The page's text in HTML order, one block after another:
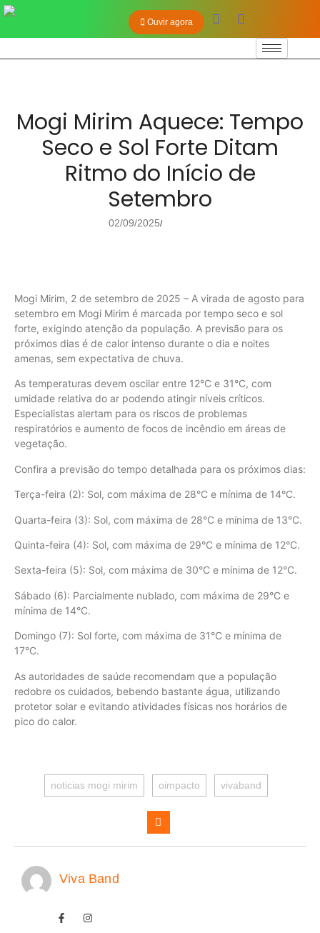
Ouvir agora
Mogi Mirim Aquece: Tempo
Seco e Sol Forte Ditam
Ritmo do Início de
Setembro
02/09/2025/
Mogi Mirim, 2 de setembro de 2025 – A virada de agosto para
setembro em Mogi Mirim é marcada por tempo seco e sol
forte, exigindo atenção da população. A previsão para os
próximos dias é de calor intenso durante o dia e noites
amenas, sem expectativa de chuva.
As temperaturas devem oscilar entre 12°C e 31°C, com
umidade relativa do ar podendo atingir níveis críticos.
Especialistas alertam para os riscos de problemas
respiratórios e aumento de focos de incêndio em áreas de
vegetação.
Confira a previsão do tempo detalhada para os próximos dias:
Terça-feira (2): Sol, com máxima de 28°C e mínima de 14°C.
Quarta-feira (3): Sol, com máxima de 28°C e mínima de 13°C.
Quinta-feira (4): Sol, com máxima de 29°C e mínima de 12°C.
Sexta-feira (5): Sol, com máxima de 30°C e mínima de 12°C.
Sábado (6): Parcialmente nublado, com máxima de 29°C e
mínima de 14°C.
Domingo (7): Sol forte, com máxima de 31°C e mínima de
17°C.
As autoridades de saúde recomendam que a população
redobre os cuidados, bebendo bastante água, utilizando
protetor solar e evitando atividades físicas nos horários de
pico do calor.
noticias mogi mirim oimpacto vivaband
Viva Band